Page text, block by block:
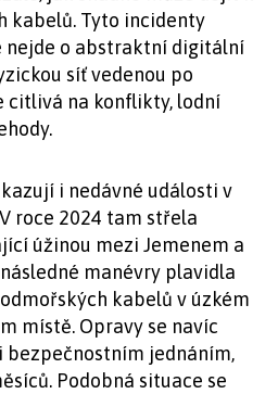
kabelů. Tyto incidenty
nejde o abstraktní digitální
síť vedenou po
citlivá na konflikty, lodní
i nedávné události v
roce 2024 tam střela
úžinou mezi Jemenem a
manévry plavidla
kabelů v úzkém
místě. Opravy se navíc
jednáním,
Podobná situace se